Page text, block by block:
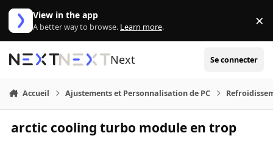
Aller au contenu
View in the app
A better way to browse. Learn more. ×
Next Se connecter
Accueil Ajustements et Personnalisation de PC
arctic cooling turbo module en trop